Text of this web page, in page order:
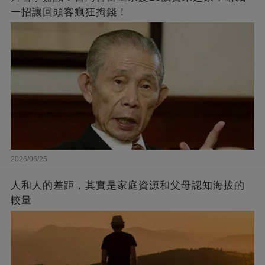
一招讓回頭客瘋狂掏錢！
2026/06/25
人和人的差距，其實是家庭資源和父母認知海拔的
較量